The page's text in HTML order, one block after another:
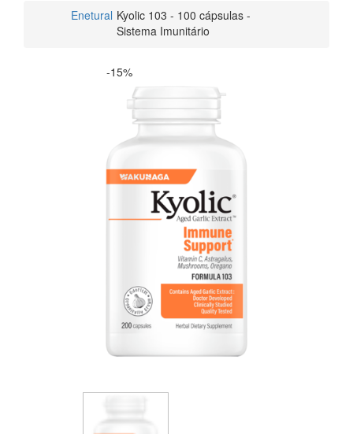
Enetural Kyolic 103 - 100 cápsulas -
Sistema Imunitário
-15%